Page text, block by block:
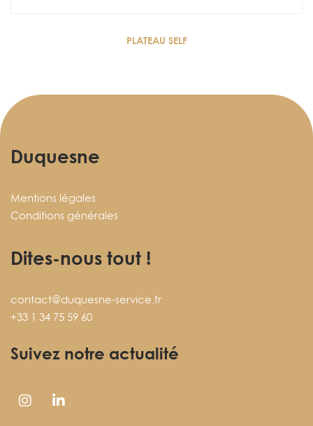
PLATEAU SELF
Duquesne
Mentions légales
Conditions générales
Dites-nous tout !
contact@duquesne-service.fr
+33 1 34 75 59 60
Suivez notre actualité